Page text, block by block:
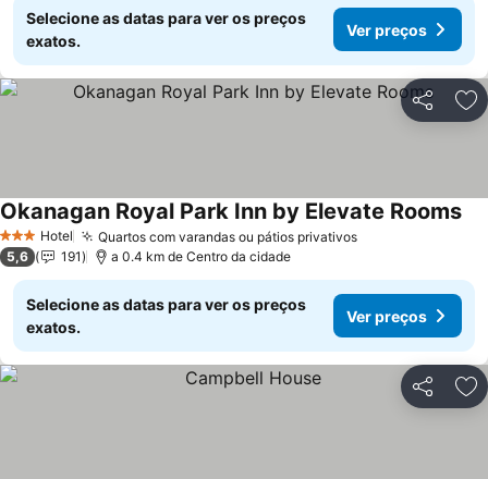
Selecione as datas para ver os preços
exatos.
Ver preços
Partilhar
3 EstrelasHotel Quartos com varandas ou pátios privativos
Okanagan Royal Park Inn by Elevate Rooms
5,6 191 a 0.4 km de Centro da cidade
Selecione as datas para ver os preços
exatos.
Ver preços
Partilhar